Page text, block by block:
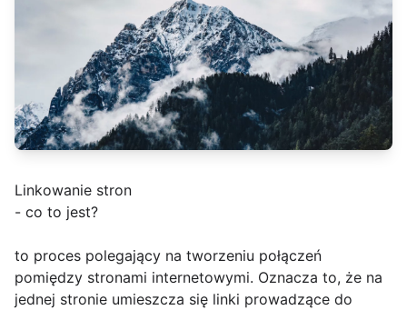
Linkowanie stron
- co to jest?
to proces polegający na tworzeniu połączeń
pomiędzy stronami internetowymi. Oznacza to, że na
jednej stronie umieszcza się linki prowadzące do